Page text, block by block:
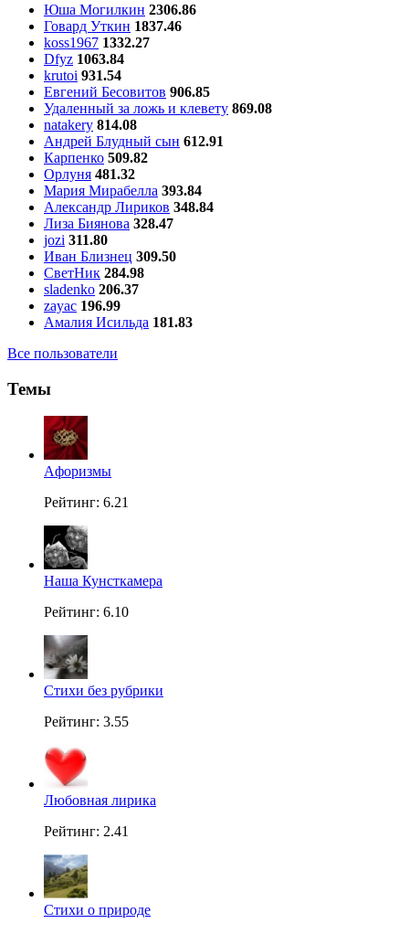
Юша Могилкин 2306.86
Говард Уткин 1837.46
koss1967 1332.27
Dfyz 1063.84
krutoi 931.54
Евгений Бесовитов 906.85
Удаленный за ложь и клевету 869.08
natakery 814.08
Андрей Блудный сын 612.91
Карпенко 509.82
Орлуня 481.32
Мария Мирабелла 393.84
Александр Лириков 348.84
Лиза Биянова 328.47
jozi 311.80
Иван Близнец 309.50
СветНик 284.98
sladenko 206.37
zayac 196.99
Амалия Исильда 181.83
Все пользователи
Темы
Aфоризмы
Рейтинг: 6.21
Наша Кунсткамера
Рейтинг: 6.10
Стихи без рубрики
Рейтинг: 3.55
Любовная лирика
Рейтинг: 2.41
Стихи о природе